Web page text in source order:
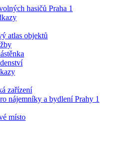
hasičů Praha 1
atlas objektů
zařízení
nájemníky a bydlení Prahy 1
místo